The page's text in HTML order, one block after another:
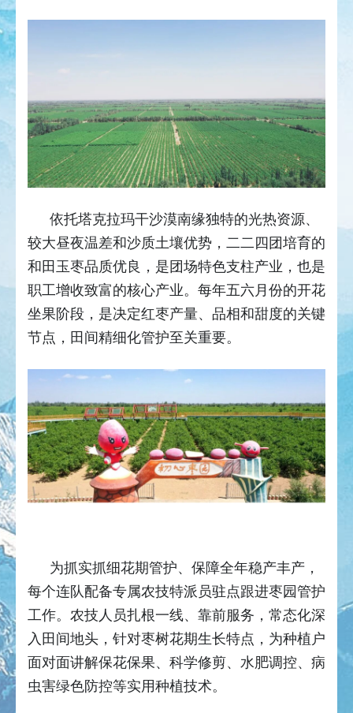
依托塔克拉玛干沙漠南缘独特的光热资源、
较大昼夜温差和沙质土壤优势，二二四团培育的
和田玉枣品质优良，是团场特色支柱产业，也是
职工增收致富的核心产业。每年五六月份的开花
坐果阶段，是决定红枣产量、品相和甜度的关键
节点，田间精细化管护至关重要。
为抓实抓细花期管护、保障全年稳产丰产，
每个连队配备专属农技特派员驻点跟进枣园管护
工作。农技人员扎根一线、靠前服务，常态化深
入田间地头，针对枣树花期生长特点，为种植户
面对面讲解保花保果、科学修剪、水肥调控、病
虫害绿色防控等实用种植技术。